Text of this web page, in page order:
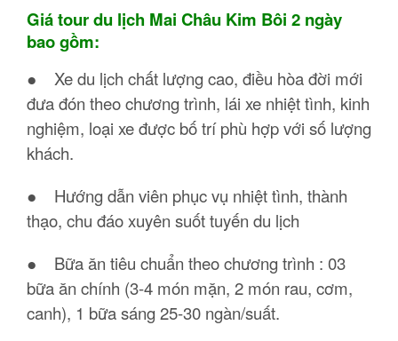
Giá tour du lịch Mai Châu Kim Bôi 2 ngày
bao gồm:
● Xe du lịch chất lượng cao, điều hòa đời mới
đưa đón theo chương trình, lái xe nhiệt tình, kinh
nghiệm, loại xe được bố trí phù hợp với số lượng
khách.
● Hướng dẫn viên phục vụ nhiệt tình, thành
thạo, chu đáo xuyên suốt tuyến du lịch
● Bữa ăn tiêu chuẩn theo chương trình : 03
bữa ăn chính (3-4 món mặn, 2 món rau, cơm,
canh), 1 bữa sáng 25-30 ngàn/suất.